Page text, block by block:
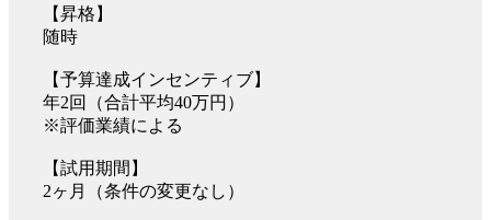
【昇格】
随時
【予算達成インセンティブ】
年2回（合計平均40万円）
※評価業績による
【試用期間】
2ヶ月（条件の変更なし）